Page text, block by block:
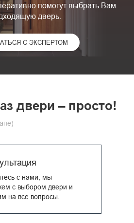
помогут выбрать Вам
дверь.
С ЭКСПЕРТОМ
двери – просто!
с нами, мы
с выбором двери и
на все вопросы.